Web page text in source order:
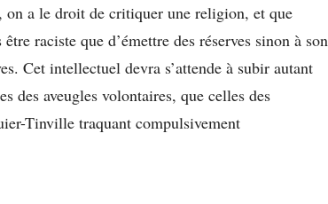
on a le droit de critiquer une religion, et que
raciste que d’émettre des réserves sinon à son
Cet intellectuel devra s’attende à subir autant
des aveugles volontaires, que celles des
Tinville traquant compulsivement